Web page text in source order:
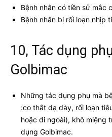
Bệnh nhân có tiền sử mắc
Bệnh nhân bị rối loạn nhịp
10, Tác dụng
Golbimac
Những tác dụng phụ mà
:co thắt dạ dày, rối loạn
hoặc đi ngoài), khô miệng
dụng Golbimac.